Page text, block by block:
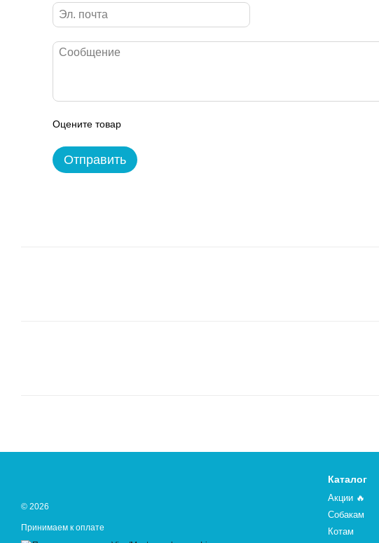
Оцените товар
Отправить
© 2026
Принимаем к оплате
Каталог
Акции 🔥
Собакам
Котам